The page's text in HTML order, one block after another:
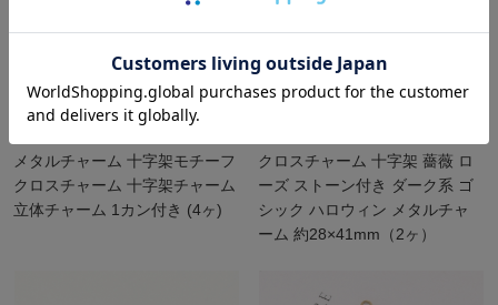
メタルチャーム 十字架モチーフ
クロスチャーム 十字架チャーム
立体チャーム 1カン付き (4ヶ)
クロスチャーム 十字架 薔薇 ロ
ーズ ストーン付き ダーク系 ゴ
シック ハロウィン メタルチャ
ーム 約28×41mm（2ヶ）